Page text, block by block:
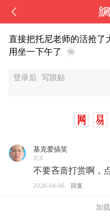
直接把托尼老师的活抢了
用坐一下午了
基克爱搞笑
北京
不要吝啬打赏啊，
2026-04-06 回复
加